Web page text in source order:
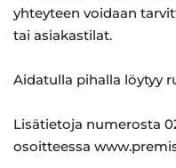
yhteyteen voidaan
tai asiakastilat.
Aidatulla pihalla löytyy
Lisätietoja numerosta
osoitteessa